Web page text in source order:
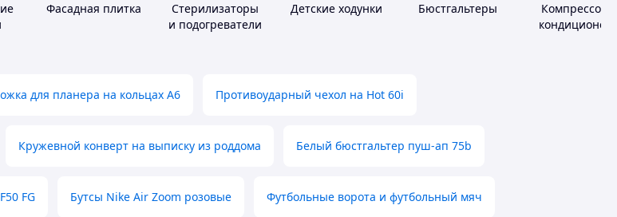
Фасадная плитка
Стерилизаторы
и подогреватели
Детские ходунки Бюстгальтеры
Компрессоры
для планера на кольцах А6 Противоударный чехол на Hot 60i
Кружевной конверт на выписку из роддома Белый бюстгальтер пуш-ап 75b
FG Бутсы Nike Air Zoom розовые Футбольные ворота и футбольный мяч